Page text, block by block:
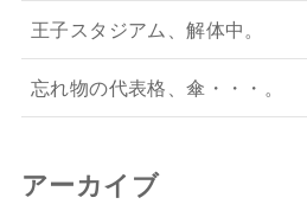
王子スタジアム、解体中。
忘れ物の代表格、傘・・・。
アーカイブ